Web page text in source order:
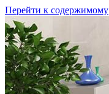
Перейти к содержимому